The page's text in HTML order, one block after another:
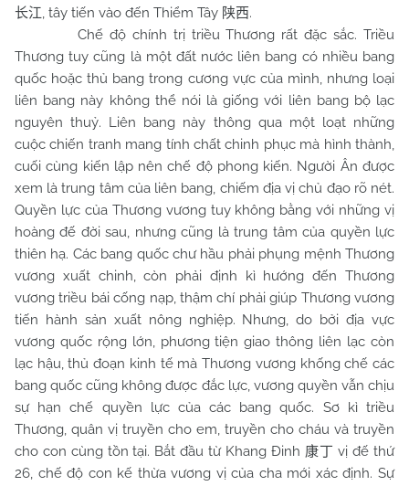
长江, tây tiến vào đến Thiểm Tây 陕西.
Chế độ chính trị triều Thương rất đặc sắc. Triều
Thương tuy cũng là một đất nước liên bang có nhiều bang
quốc hoặc thủ bang trong cương vực của mình, nhưng loại
liên bang này không thể nói là giống với liên bang bộ lạc
nguyên thuỷ. Liên bang này thông qua một loạt những
cuộc chiến tranh mang tính chất chinh phục mà hình thành,
cuối cùng kiến lập nên chế độ phong kiến. Người Ân được
xem là trung tâm của liên bang, chiếm địa vị chủ đạo rõ nét.
Quyền lực của Thương vương tuy không bằng với những vị
hoàng đế đời sau, nhưng cũng là trung tâm của quyền lực
thiên hạ. Các bang quốc chư hầu phải phụng mệnh Thương
vương xuất chinh, còn phải định kì hướng đến Thương
vương triều bái cống nạp, thậm chí phải giúp Thương vương
tiến hành sản xuất nông nghiệp. Nhưng, do bởi địa vực
vương quốc rộng lớn, phương tiện giao thông liên lạc còn
lạc hậu, thủ đoạn kinh tế mà Thương vương khống chế các
bang quốc cũng không được đắc lực, vương quyền vẫn chịu
sự hạn chế quyền lực của các bang quốc. Sơ kì triều
Thương, quân vị truyền cho em, truyền cho cháu và truyền
cho con cùng tồn tại. Bắt đầu từ Khang Đinh 康丁 vị đế thứ
26, chế độ con kế thừa vương vị của cha mới xác định. Sự